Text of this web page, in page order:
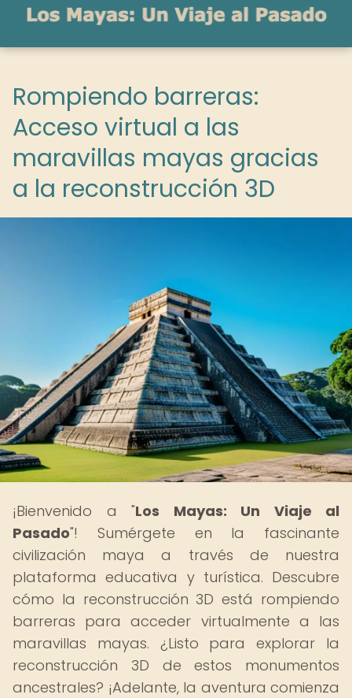
Rompiendo barreras:
Acceso virtual a las
maravillas mayas gracias
a la reconstrucción 3D
¡Bienvenido a "Los Mayas: Un Viaje al
Pasado"! Sumérgete en la fascinante
civilización maya a través de nuestra
plataforma educativa y turística. Descubre
cómo la reconstrucción 3D está rompiendo
barreras para acceder virtualmente a las
maravillas mayas. ¿Listo para explorar la
reconstrucción 3D de estos monumentos
ancestrales? ¡Adelante, la aventura comienza